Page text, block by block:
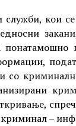
кои се
понатамошно
со
–